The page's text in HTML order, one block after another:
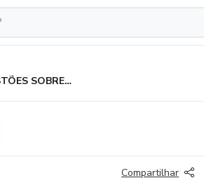
50 QUESTÕES SOBRE LDB CONCURSO
Compartilhar